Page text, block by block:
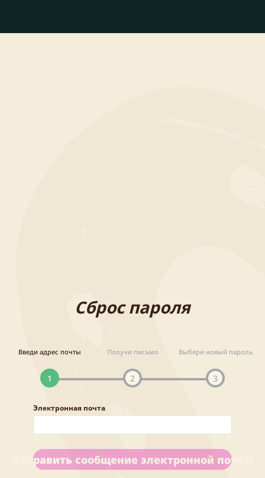
Сброс пароля
Введи адрес почты
1
Получи письмо
2
Выбери новый пароль
3
Электронная почта
Отправить сообщение электронной почты